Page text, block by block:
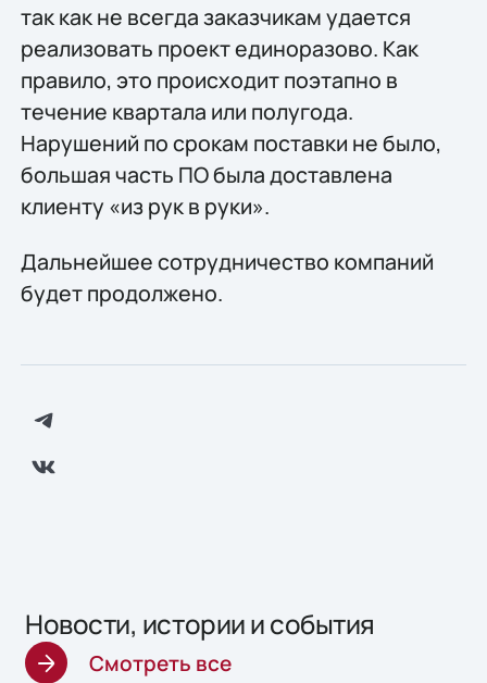
так как не всегда заказчикам удается
реализовать проект единоразово. Как
правило, это происходит поэтапно в
течение квартала или полугода.
Нарушений по срокам поставки не было,
большая часть ПО была доставлена
клиенту «из рук в руки».
Дальнейшее сотрудничество компаний
будет продолжено.
Новости, истории и события
Смотреть все